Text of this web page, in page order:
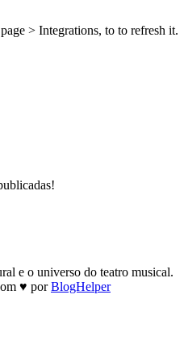
> Integrations, to to refresh it.
e o universo do teatro musical.
♥ porBlogHelper